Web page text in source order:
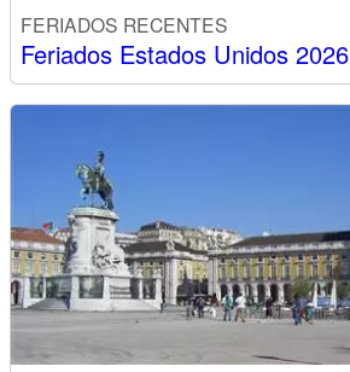
FERIADOS RECENTES
Feriados Estados Unidos 2026